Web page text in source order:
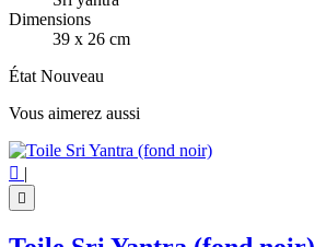
Dimensions
39 x 26 cm
ÉtatNouveau
Vous aimerez aussi
 |
